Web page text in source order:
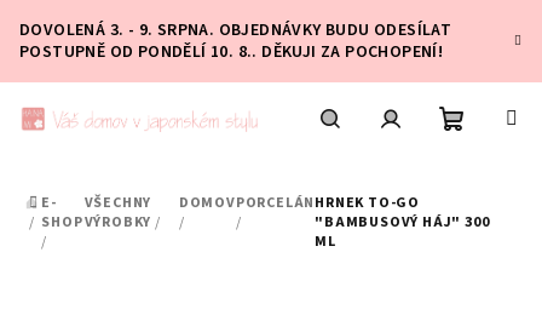
obsah
DOVOLENÁ 3. - 9. SRPNA. OBJEDNÁVKY BUDU ODESÍLAT
POSTUPNĚ OD PONDĚLÍ 10. 8.. DĚKUJI ZA POCHOPENÍ!
košík
DOMŮ
/
E-
SHOP
/
VŠECHNY
VÝROBKY /
DOMOV
/
PORCELÁN
/
HRNEK TO-GO
"BAMBUSOVÝ HÁJ" 300
ML